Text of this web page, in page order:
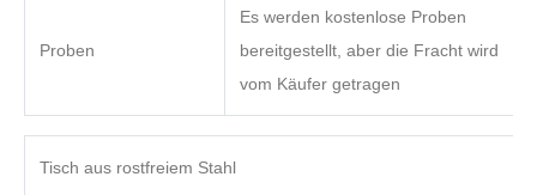
Proben
Es werden kostenlose Proben
bereitgestellt, aber die Fracht wird
vom Käufer getragen
Tisch aus rostfreiem Stahl